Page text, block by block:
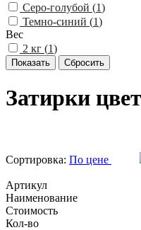
Серо-голубой (1)
Темно-синий (1)
Вес
2 кг (1)
Затирки
Сортировка: По цене
Артикул
Наименование
Стоимость
Кол-во